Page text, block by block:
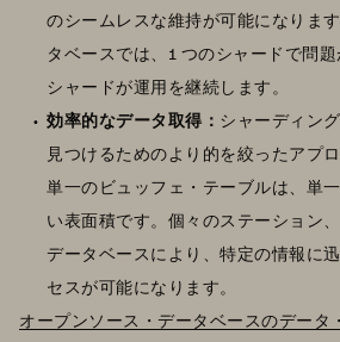
のシームレスな維持が可能になりま
タベースでは、1 つのシャードで問
シャードが運用を継続します。
効率的なデータ取得： シャーディン
見つけるためのより的を絞ったアプ
単一のビュッフェ・テーブルは、単
い表面積です。個々のステーション
データベースにより、特定の情報に
セスが可能になります。
オープンソース・データベースのデータ